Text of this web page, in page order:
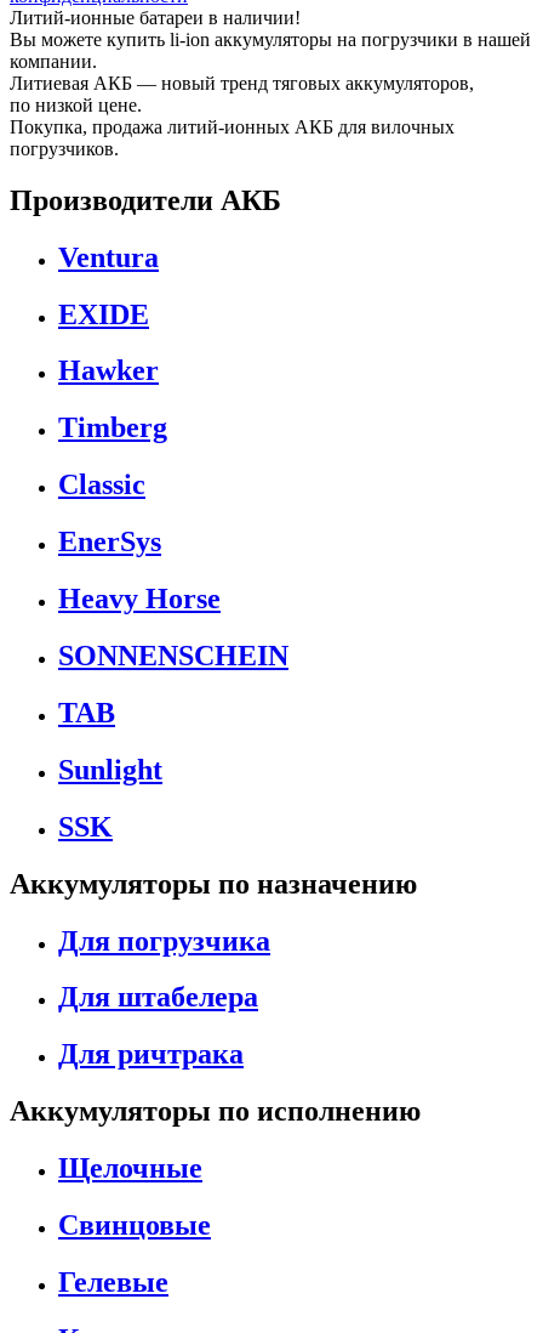
Литий-ионные батареи в наличии!
Вы можете купить li-ion аккумуляторы на погрузчики в нашей
компании.
Литиевая АКБ — новый тренд тяговых аккумуляторов,
по низкой цене.
Покупка, продажа литий-ионных АКБ для вилочных
погрузчиков.
Производители АКБ
Ventura
EXIDE
Hawker
Timberg
Classic
EnerSys
Heavy Horse
SONNENSCHEIN
TAB
Sunlight
SSK
Аккумуляторы по назначению
Для погрузчика
Для штабелера
Для ричтрака
Аккумуляторы по исполнению
Щелочные
Свинцовые
Гелевые